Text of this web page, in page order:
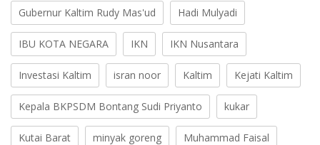
Gubernur Kaltim Rudy Mas'ud Hadi Mulyadi
IBU KOTA NEGARA IKN IKN Nusantara
Investasi Kaltim isran noor Kaltim Kejati Kaltim
Kepala BKPSDM Bontang Sudi Priyanto kukar
Kutai Barat minyak goreng Muhammad Faisal